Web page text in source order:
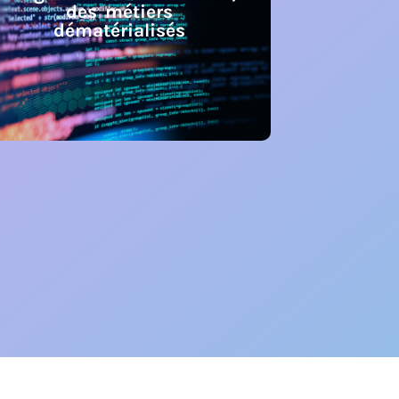
des métiers
dématérialisés